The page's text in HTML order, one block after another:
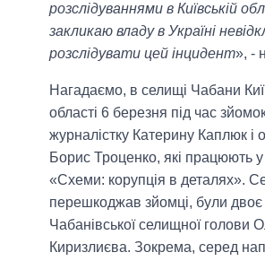
розслідуваннями в Київській
закликаю владу в Україні
розслідувати цей інцидент», -
Нагадаємо, в селищі Чабани
області 6 березня під час
журналістку Катерину Каплюк і
Борис Троценко, які працюють у
«Схеми: корупція в деталях».
перешкоджав зйомці, були двоє
Чабанівської селищної голови
Киризлиєва. Зокрема, серед